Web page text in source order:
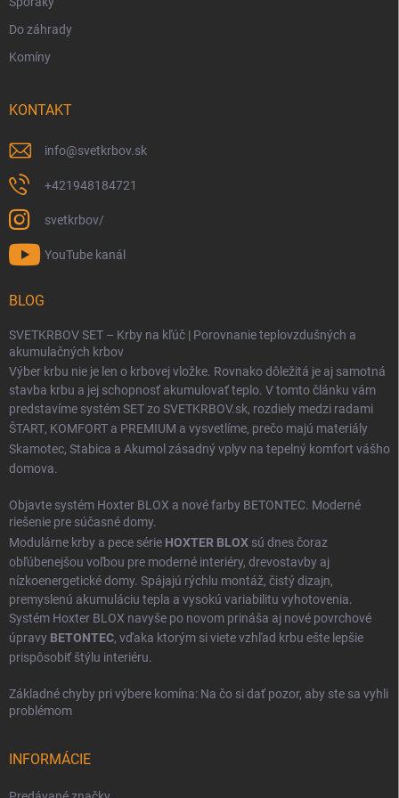
Do záhrady
Komíny
KONTAKT
info@svetkrbov.sk
+421948184721
svetkrbov/
YouTube kanál
BLOG
SVETKRBOV SET – Krby na kľúč | Porovnanie teplovzdušných a
akumulačných krbov
Výber krbu nie je len o krbovej vložke. Rovnako dôležitá je aj samotná
stavba krbu a jej schopnosť akumulovať teplo. V tomto článku vám
predstavíme systém SET zo SVETKRBOV.sk, rozdiely medzi radami
ŠTART, KOMFORT a PREMIUM a vysvetlíme, prečo majú materiály
Skamotec, Stabica a Akumol zásadný vplyv na tepelný komfort vášho
domova.
Objavte systém Hoxter BLOX a nové farby BETONTEC. Moderné
riešenie pre súčasné domy.
Modulárne krby a pece série HOXTER BLOX sú dnes čoraz
obľúbenejšou voľbou pre moderné interiéry, drevostavby aj
nízkoenergetické domy. Spájajú rýchlu montáž, čistý dizajn,
premyslenú akumuláciu tepla a vysokú variabilitu vyhotovenia.
Systém Hoxter BLOX navyše po novom prináša aj nové povrchové
úpravy BETONTEC, vďaka ktorým si viete vzhľad krbu ešte lepšie
prispôsobiť štýlu interiéru.
Základné chyby pri výbere komína: Na čo si dať pozor, aby ste sa vyhli
problémom
INFORMÁCIE